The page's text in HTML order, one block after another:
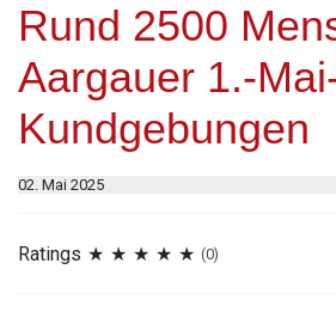
Rund 2500
Aargauer 1.-
Kundgebungen
02. Mai 2025
Ratings (0)